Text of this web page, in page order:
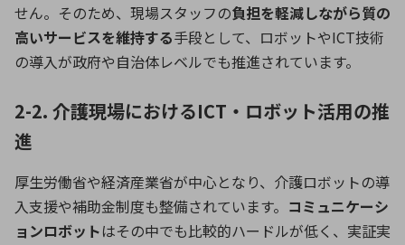
せん。そのため、現場スタッフの負担を軽減しながら質の
高いサービスを維持する手段として、ロボットやICT技術
の導入が政府や自治体レベルでも推進されています。
2-2. 介護現場におけるICT・ロボット活用の推
進
厚生労働省や経済産業省が中心となり、介護ロボットの導
入支援や補助金制度も整備されています。 コミュニケーシ
ョンロボットはその中でも比較的ハードルが低く、実証実